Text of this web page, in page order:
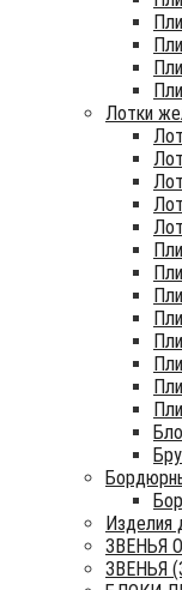
Лотки
Изделия
ЗВЕНЬЯ
ЗВЕНЬЯ